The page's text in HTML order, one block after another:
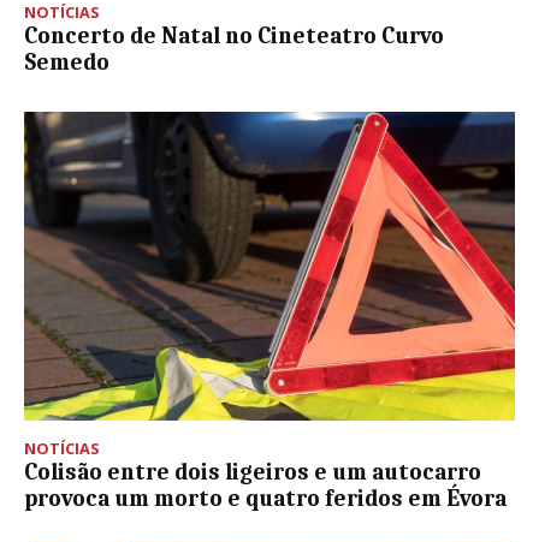
NOTÍCIAS
Concerto de Natal no Cineteatro Curvo
Semedo
NOTÍCIAS
Colisão entre dois ligeiros e um autocarro
provoca um morto e quatro feridos em Évora